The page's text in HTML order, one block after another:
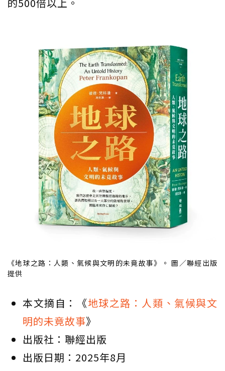
《地球之路：人類、氣候與文明的未竟故事》。 圖／聯經出版
提供
本文摘自：《地球之路：人類、氣候與文
明的未竟故事》
出版社：聯經出版
出版日期：2025年8月